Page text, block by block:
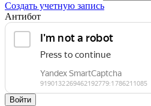
Создать учетную запись
Антибот
Войти